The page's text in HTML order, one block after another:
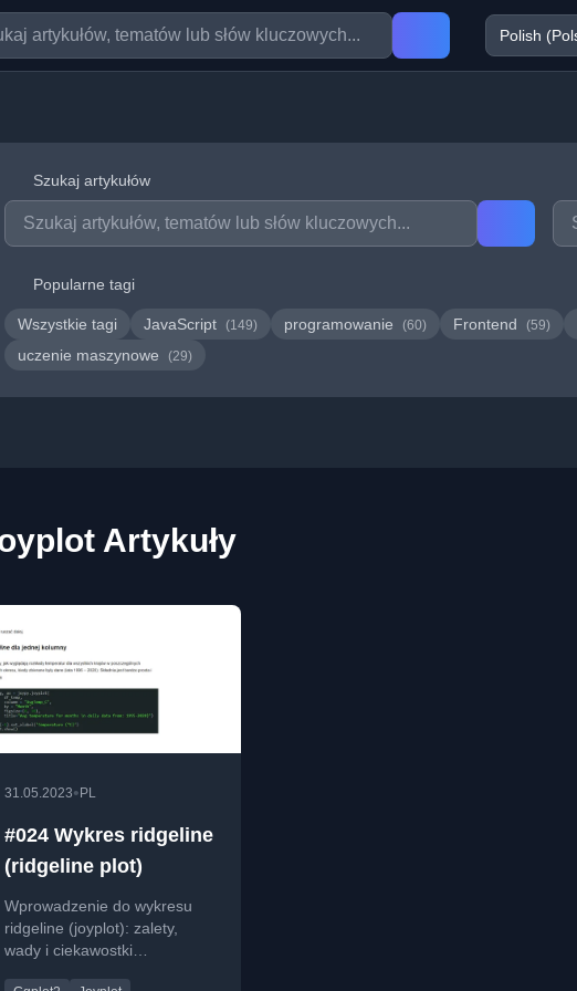
Szukaj artykułów
Popularne tagi
Wszystkie tagi JavaScript (149) programowanie (60) Frontend (59)
uczenie maszynowe (29)
Artykuły
31.05.2023• PL
#024 Wykres ridgeline
(ridgeline plot)
Wprowadzenie do wykresu
ridgeline (joyplot): zalety,
wady i ciekawostki